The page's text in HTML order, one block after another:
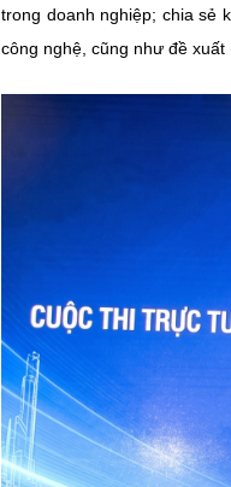
trong doanh nghiệp; chia sẻ
công nghệ, cũng như đề